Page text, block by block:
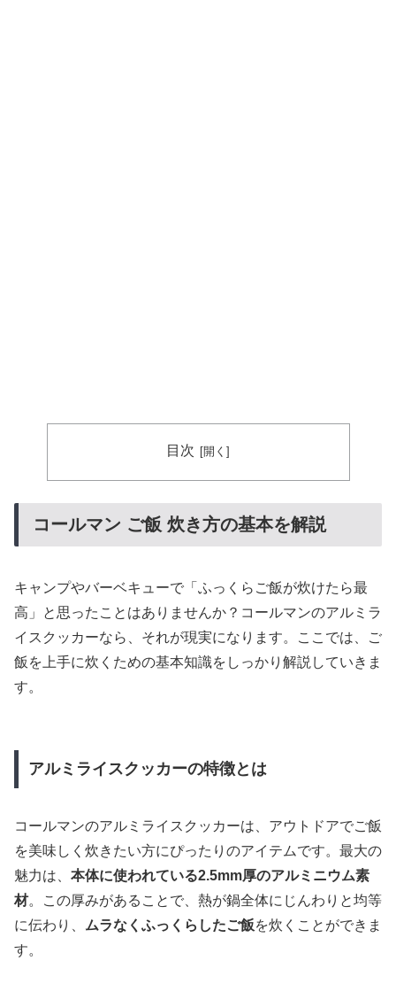
目次
コールマン ご飯 炊き方の基本を解説
キャンプやバーベキューで「ふっくらご飯が炊けたら最
高」と思ったことはありませんか？コールマンのアルミラ
イスクッカーなら、それが現実になります。ここでは、ご
飯を上手に炊くための基本知識をしっかり解説していきま
す。
アルミライスクッカーの特徴とは
コールマンのアルミライスクッカーは、アウトドアでご飯
を美味しく炊きたい方にぴったりのアイテムです。最大の
魅力は、 本体に使われている2.5mm厚のアルミニウム素
材。この厚みがあることで、熱が鍋全体にじんわりと均等
に伝わり、 ムラなくふっくらしたご飯を炊くことができま
す。